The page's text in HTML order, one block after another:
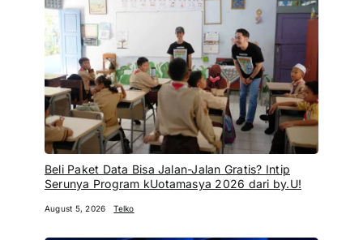
Beli Paket Data Bisa Jalan-Jalan Gratis? Intip
Serunya Program kUotamasya 2026 dari by.U!
August 5, 2026 Telko